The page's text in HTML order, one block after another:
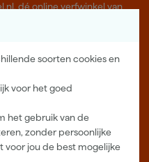
soorten cookies en
voor het goed
het gebruik van de
zonder persoonlijke
voor jou de best mogelijke
dé online verfwinkel van
en gratis deskundig